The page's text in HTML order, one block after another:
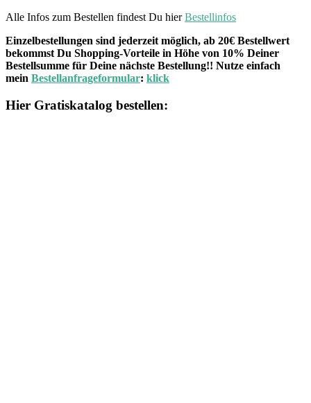
Alle Infos zum Bestellen findest Du hierBestellinfos
Einzelbestellungen sind jederzeit möglich, ab 20€ Bestellwert
bekommst Du Shopping-Vorteile in Höhe von 10% Deiner
Bestellsumme für Deine nächste Bestellung!! Nutze einfach
mein Bestellanfrageformular: klick
Hier Gratiskatalog bestellen: